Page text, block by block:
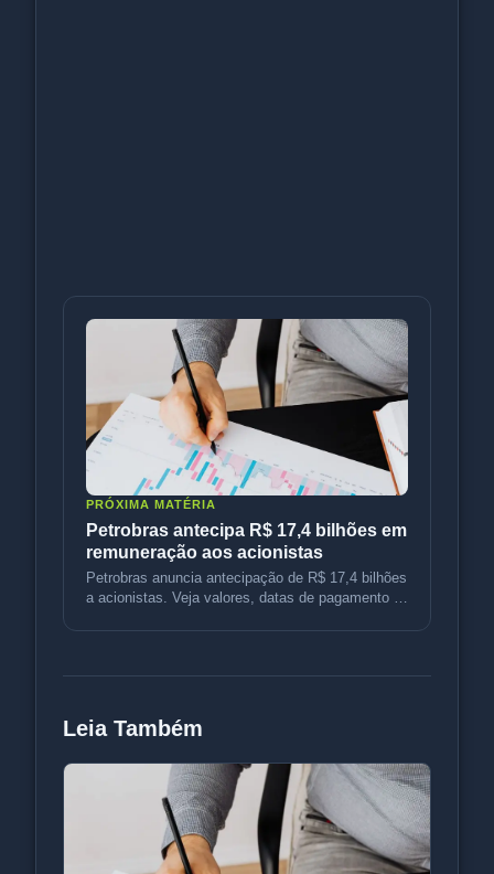
PRÓXIMA MATÉRIA
Petrobras antecipa R$ 17,4 bilhões em
remuneração aos acionistas
Petrobras anuncia antecipação de R$ 17,4 bilhões
a acionistas. Veja valores, datas de pagamento e
Leia Também